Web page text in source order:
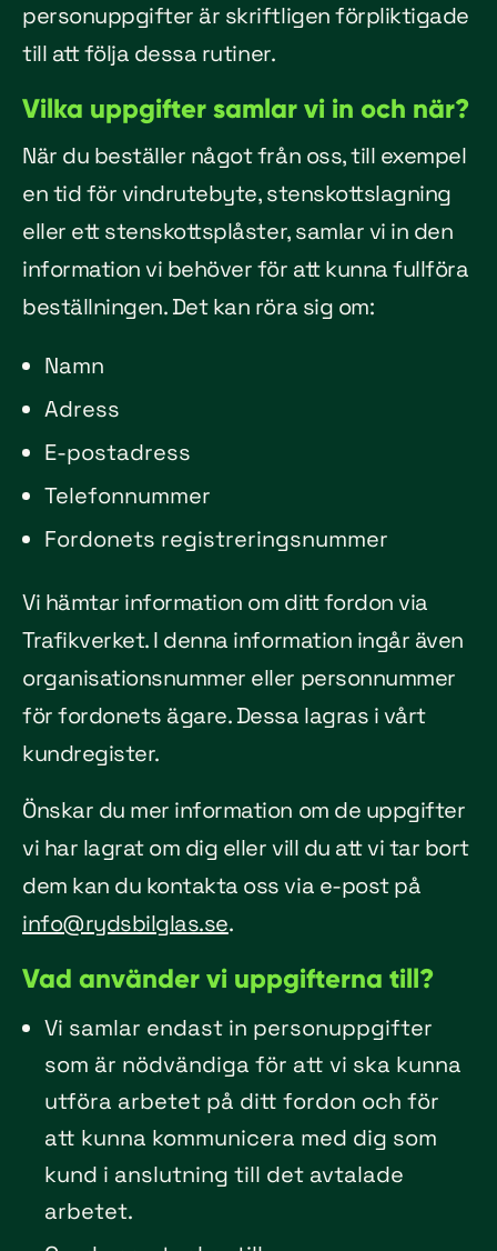
personuppgifter är skriftligen förpliktigade
till att följa dessa rutiner.
Vilka uppgifter samlar vi in och när?
När du beställer något från oss, till exempel
en tid för vindrutebyte, stenskottslagning
eller ett stenskottsplåster, samlar vi in den
information vi behöver för att kunna fullföra
beställningen. Det kan röra sig om:
Namn
Adress
E-postadress
Telefonnummer
Fordonets registreringsnummer
Vi hämtar information om ditt fordon via
Trafikverket. I denna information ingår även
organisationsnummer eller personnummer
för fordonets ägare. Dessa lagras i vårt
kundregister.
Önskar du mer information om de uppgifter
vi har lagrat om dig eller vill du att vi tar bort
dem kan du kontakta oss via e-post på
info@rydsbilglas.se.
Vad använder vi uppgifterna till?
Vi samlar endast in personuppgifter
som är nödvändiga för att vi ska kunna
utföra arbetet på ditt fordon och för
att kunna kommunicera med dig som
kund i anslutning till det avtalade
arbetet.